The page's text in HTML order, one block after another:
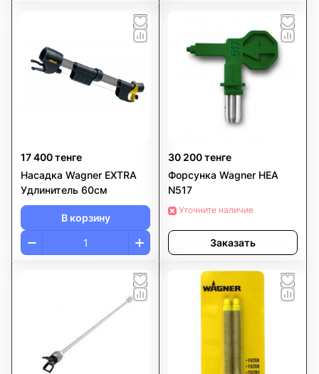
17 400 тенге
Насадка Wagner EXTRA
Удлинитель 60см
В корзину
30 200 тенге
Форсунка Wagner HEA
N517
Уточните наличие
Заказать